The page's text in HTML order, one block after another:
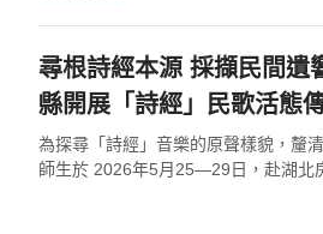
尋根詩經本源 採擷民間
縣開展「詩經」民歌活態
為探尋「詩經」音樂的原聲樣貌，釐
師生於 2026年5月25—29日，赴湖北